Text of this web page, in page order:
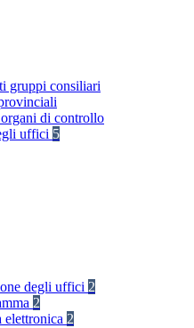
gruppi consiliari
di controllo
uffici 5
degli uffici 2
2
elettronica 2